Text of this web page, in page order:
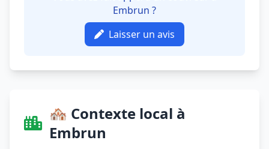
Embrun ?
Laisser un avis
🏘️ Contexte local à
Embrun